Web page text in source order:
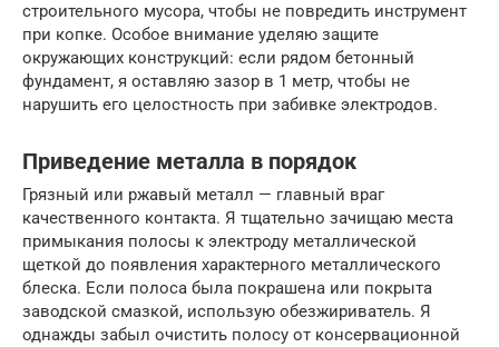
строительного мусора, чтобы не повредить инструмент
при копке. Особое внимание уделяю защите
окружающих конструкций: если рядом бетонный
фундамент, я оставляю зазор в 1 метр, чтобы не
нарушить его целостность при забивке электродов.
Приведение металла в порядок
Грязный или ржавый металл — главный враг
качественного контакта. Я тщательно зачищаю места
примыкания полосы к электроду металлической
щеткой до появления характерного металлического
блеска. Если полоса была покрашена или покрыта
заводской смазкой, использую обезжириватель. Я
однажды забыл очистить полосу от консервационной